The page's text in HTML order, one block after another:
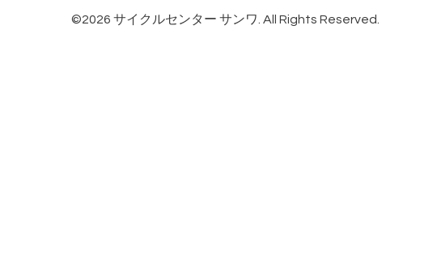
©2026 サイクルセンター サンワ. All Rights Reserved.